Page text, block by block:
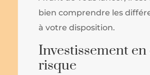
bien comprendre les
à votre disposition.
Investissement
risque